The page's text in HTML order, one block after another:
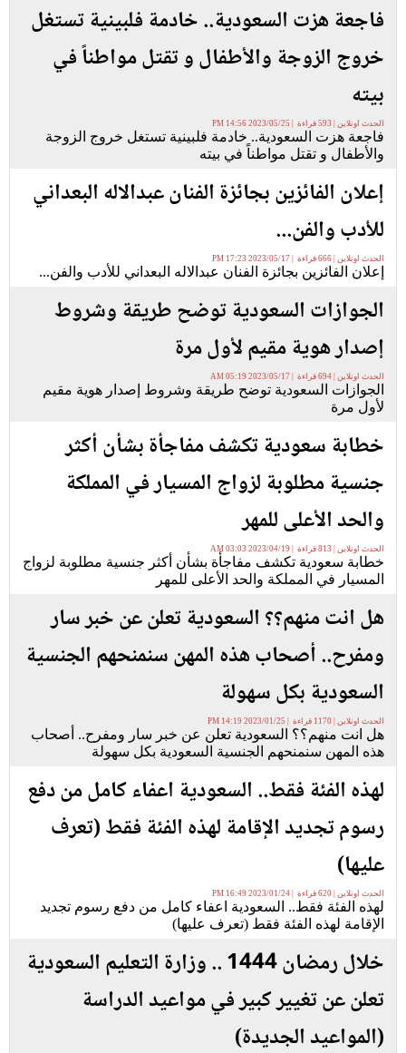
فاجعة هزت السعودية.. خادمة فلبينية تستغل
خروج الزوجة والأطفال و تقتل مواطناً في
بيته
الحدث اونلاين | 593 قراءة | 2023/05/25 14:56 PM
فاجعة هزت السعودية.. خادمة فلبينية تستغل خروج الزوجة
والأطفال و تقتل مواطناً في بيته
إعلان الفائزين بجائزة الفنان عبدالاله البعداني
للأدب والفن...
الحدث اونلاين | 666 قراءة | 2023/05/17 17:23 PM
إعلان الفائزين بجائزة الفنان عبدالاله البعداني للأدب والفن...
الجوازات السعودية توضح طريقة وشروط
إصدار هوية مقيم لأول مرة
الحدث اونلاين | 694 قراءة | 2023/05/17 05:19 AM
الجوازات السعودية توضح طريقة وشروط إصدار هوية مقيم
لأول مرة
خطابة سعودية تكشف مفاجأة بشأن أكثر
جنسية مطلوبة لزواج المسيار في المملكة
والحد الأعلى للمهر
الحدث اونلاين | 813 قراءة | 2023/04/19 03:03 AM
خطابة سعودية تكشف مفاجأة بشأن أكثر جنسية مطلوبة لزواج
المسيار في المملكة والحد الأعلى للمهر
هل انت منهم؟؟ السعودية تعلن عن خبر سار
ومفرح.. أصحاب هذه المهن سنمنحهم الجنسية
السعودية بكل سهولة
الحدث اونلاين | 1170 قراءة | 2023/01/25 14:19 PM
هل انت منهم؟؟ السعودية تعلن عن خبر سار ومفرح.. أصحاب
هذه المهن سنمنحهم الجنسية السعودية بكل سهولة
لهذه الفئة فقط.. السعودية اعفاء كامل من دفع
رسوم تجديد الإقامة لهذه الفئة فقط (تعرف
عليها)
الحدث اونلاين | 620 قراءة | 2023/01/24 16:49 PM
لهذه الفئة فقط.. السعودية اعفاء كامل من دفع رسوم تجديد
الإقامة لهذه الفئة فقط (تعرف عليها)
خلال رمضان 1444 .. وزارة التعليم السعودية
تعلن عن تغيير كبير في مواعيد الدراسة
(المواعيد الجديدة)